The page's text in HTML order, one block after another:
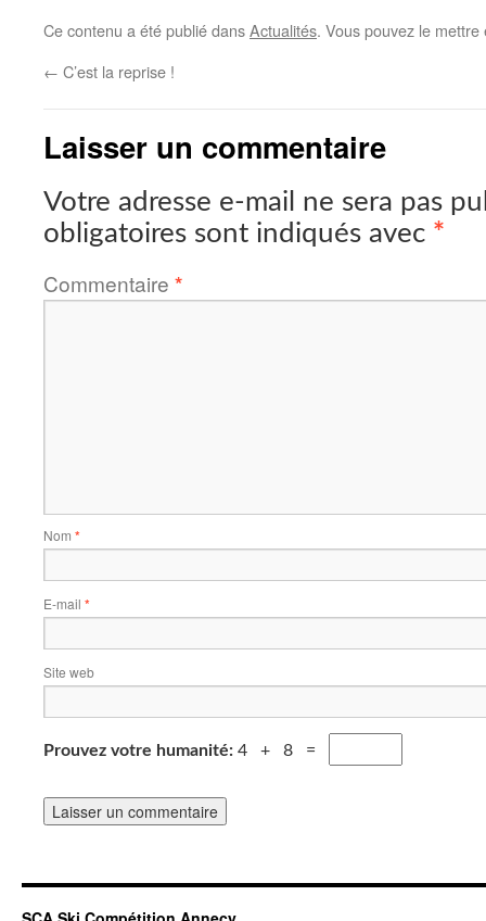
Ce contenu a été publié dansActualités. Vous pouvez le
← C’est la reprise !
Laisser un commentaire
Votre adresse e-mail ne sera pas
obligatoires sont indiqués avec *
Commentaire *
Nom *
E-mail *
Site web
Prouvez votre humanité: 4 + 8 =